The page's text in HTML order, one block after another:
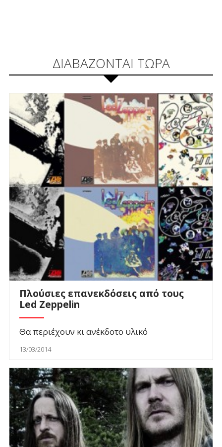
ΔΙΑΒΑΖΟΝΤΑΙ ΤΩΡΑ
Πλούσιες επανεκδόσεις από τους
Led Zeppelin
Θα περιέχουν κι ανέκδοτο υλικό
13/03/2014